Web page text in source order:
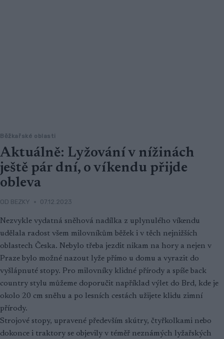
Běžkařské oblasti
Aktuálně: Lyžování v nížinách
ještě pár dní, o víkendu přijde
obleva
OD BEZKY 07.12.2023
Nezvykle vydatná sněhová nadílka z uplynulého víkendu
udělala radost všem milovníkům běžek i v těch nejnižších
oblastech Česka. Nebylo třeba jezdit nikam na hory a nejen v
Praze bylo možné nazout lyže přímo u domu a vyrazit do
vyšlápnuté stopy. Pro milovníky klidné přírody a spíše back
country stylu můžeme doporučit například výlet do Brd, kde je
okolo 20 cm sněhu a po lesních cestách užijete klidu zimní
přírody.
Strojové stopy, upravené především skútry, čtyřkolkami nebo
dokonce i traktory se objevily v téměř neznámých lyžařských